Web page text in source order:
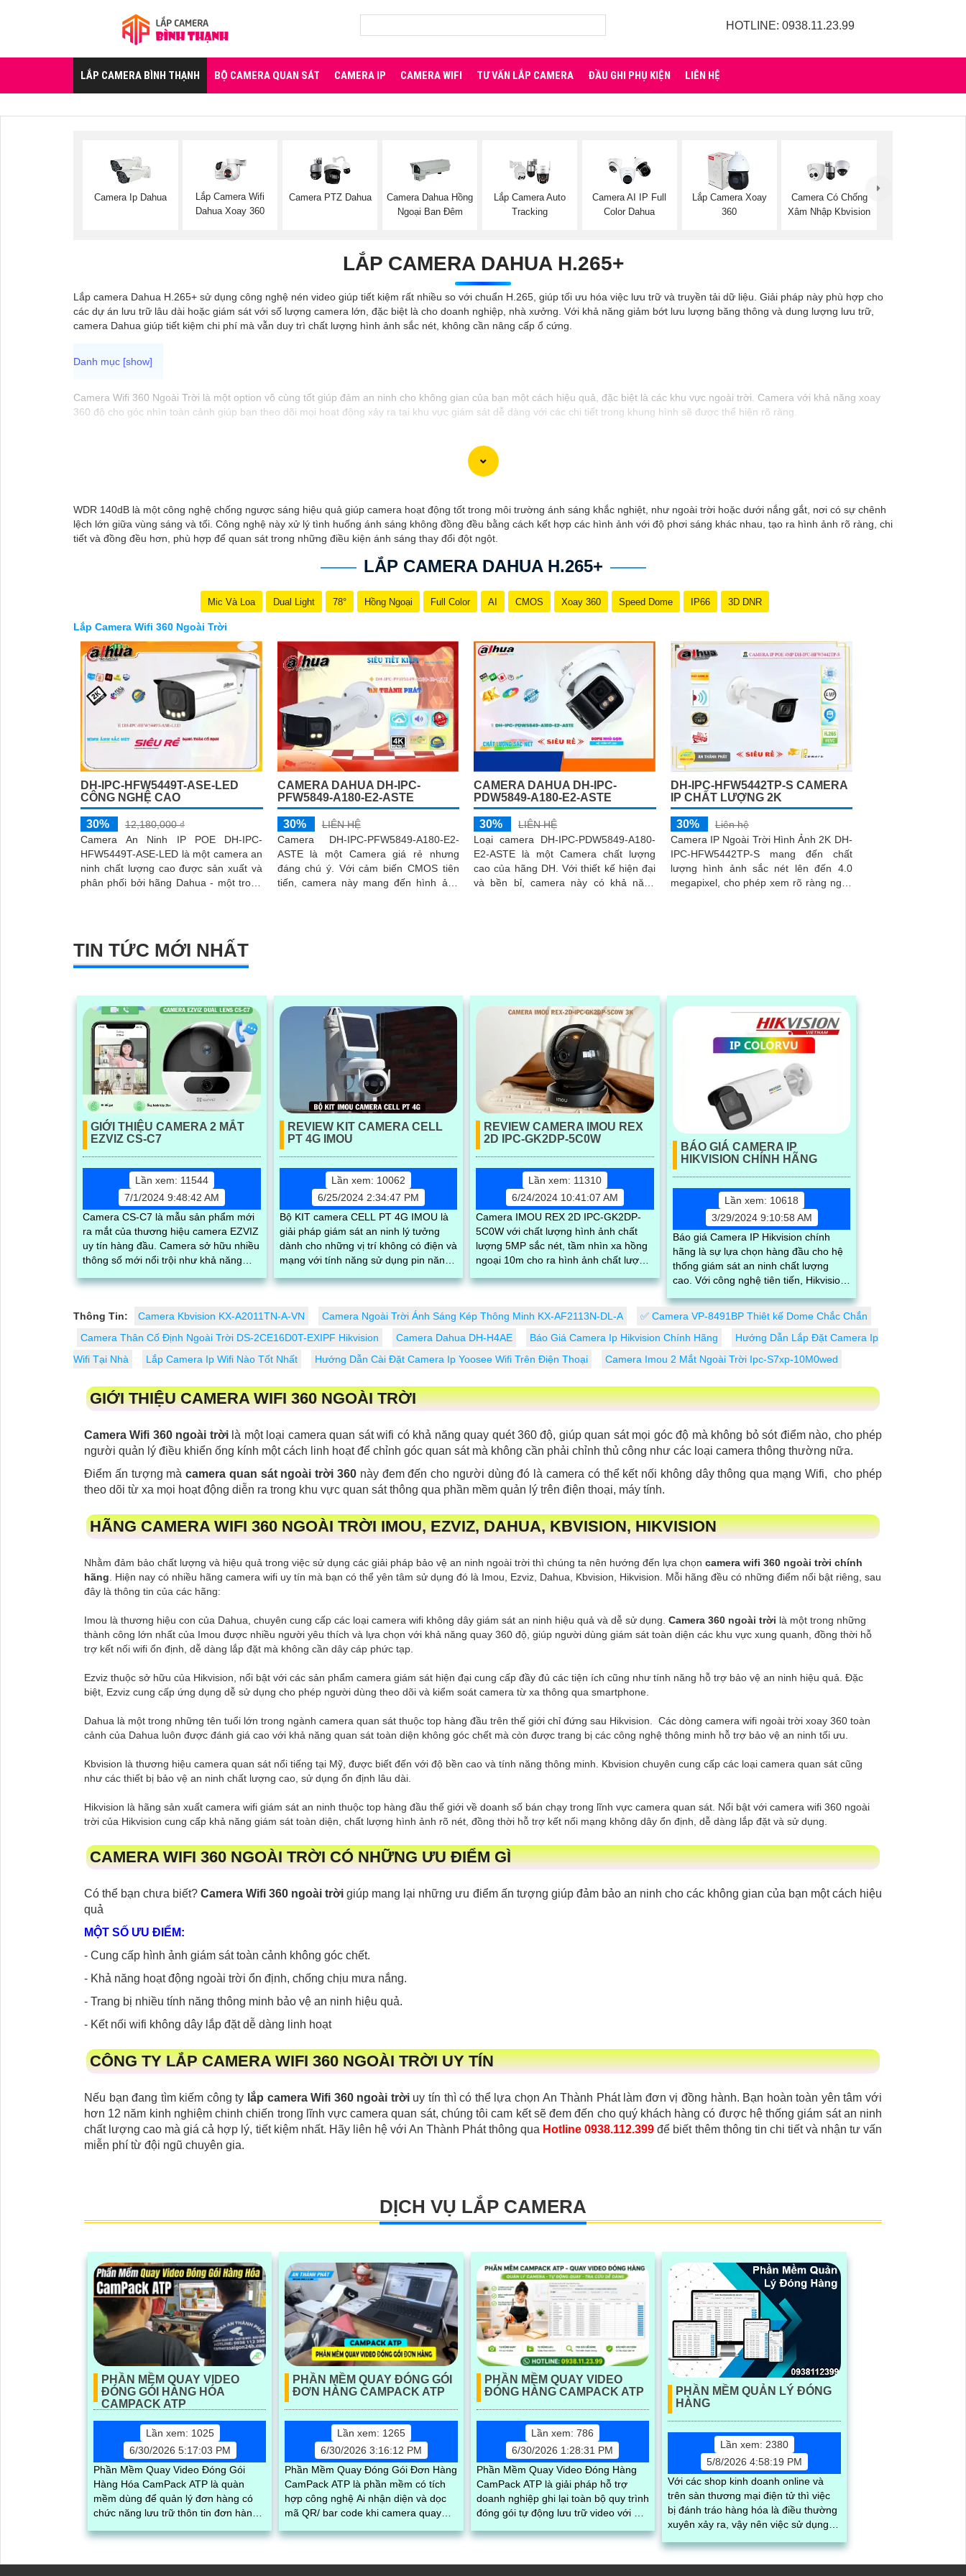
HOTLINE: 0938.11.23.99
LẮP CAMERA BÌNH THẠNH BỘ CAMERA QUAN SÁT CAMERA IP CAMERA WIFI TƯ VẤN LẮP CAMERA ĐẦU GHI PHỤ KIỆN LIÊN HỆ
Camera Ip Dahua
Lắp Camera Wifi
Dahua Xoay 360
Camera PTZ Dahua
Camera Dahua Hồng
Ngoại Ban Đêm
Lắp Camera Auto
Tracking
Camera AI IP Full
Color Dahua
Lắp Camera Xoay
360
Camera Có Chống
Xâm Nhập Kbvision
LẮP CAMERA DAHUA H.265+
Lắp camera Dahua H.265+ sử dụng công nghệ nén video giúp tiết kiệm rất nhiều so với chuẩn H.265, giúp tối ưu hóa việc lưu trữ và truyền tải dữ liệu. Giải pháp này phù hợp cho
các dự án lưu trữ lâu dài hoặc giám sát với số lượng camera lớn, đặc biệt là cho doanh nghiệp, nhà xưởng. Với khả năng giảm bớt lưu lượng băng thông và dung lượng lưu trữ,
camera Dahua giúp tiết kiệm chi phí mà vẫn duy trì chất lượng hình ảnh sắc nét, không cần nâng cấp ổ cứng.
Camera Wifi 360 Ngoài Trời là một option vô cùng tốt giúp đảm an ninh cho không gian của bạn một cách hiệu quả, đặc biệt là các khu vực ngoài trời. Camera với khả năng xoay
360 độ cho góc nhìn toàn cảnh giúp bạn theo dõi mọi hoạt động xảy ra tại khu vực giám sát dễ dàng với các chi tiết trong khung hình sẽ được thể hiện rõ ràng.
'
WDR 140dB là một công nghệ chống ngược sáng hiệu quả giúp camera hoạt động tốt trong môi trường ánh sáng khắc nghiệt, như ngoài trời hoặc dưới nắng gắt, nơi có sự chênh
lệch lớn giữa vùng sáng và tối. Công nghệ này xử lý tình huống ánh sáng không đồng đều bằng cách kết hợp các hình ảnh với độ phơi sáng khác nhau, tạo ra hình ảnh rõ ràng, chi
tiết và đồng đều hơn, phù hợp để quan sát trong những điều kiện ánh sáng thay đổi đột ngột.
LẮP CAMERA DAHUA H.265+
Mic Và Loa Dual Light 78° Hồng Ngoại Full Color AI CMOS Xoay 360 Speed Dome IP66 3D DNR
Lắp Camera Wifi 360 Ngoài Trời
DH-IPC-HFW5449T-ASE-LED
CÔNG NGHỆ CAO
30%
12,180,000 ₫
Camera An Ninh IP POE DH-IPC-
HFW5449T-ASE-LED là một camera an
ninh chất lượng cao được sản xuất và
phân phối bởi hãng Dahua - một trong
CAMERA DAHUA DH-IPC-
PFW5849-A180-E2-ASTE
30%
LIÊN HỆ
Camera DH-IPC-PFW5849-A180-E2-
ASTE là một Camera giá rẻ nhưng
đáng chú ý. Với cảm biến CMOS tiên
tiến, camera này mang đến hình ảnh
CAMERA DAHUA DH-IPC-
PDW5849-A180-E2-ASTE
30%
LIÊN HỆ
Loại camera DH-IPC-PDW5849-A180-
E2-ASTE là một Camera chất lượng
cao của hãng DH. Với thiết kế hiện đại
và bền bỉ, camera này có khả năng
DH-IPC-HFW5442TP-S CAMERA
IP CHẤT LƯỢNG 2K
30%
Liên hệ
Camera IP Ngoài Trời Hình Ảnh 2K DH-
IPC-HFW5442TP-S mang đến chất
lượng hình ảnh sắc nét lên đến 4.0
megapixel, cho phép xem rõ ràng ngay
TIN TỨC MỚI NHẤT
GIỚI THIỆU CAMERA 2 MẮT
EZVIZ CS-C7
Lần xem: 11544
7/1/2024 9:48:42 AM
Camera CS-C7 là mẫu sản phẩm mới
ra mắt của thương hiệu camera EZVIZ
uy tín hàng đầu. Camera sở hữu nhiều
thông số mới nổi trội như khả năng
quay xoay 360, độ phân giải sắc nét
REVIEW KIT CAMERA CELL
PT 4G IMOU
Lần xem: 10062
6/25/2024 2:34:47 PM
Bộ KIT camera CELL PT 4G IMOU là
giải pháp giám sát an ninh lý tưởng
dành cho những vị trí không có điện và
mạng với tính năng sử dụng pin năng
REVIEW CAMERA IMOU REX
2D IPC-GK2DP-5C0W
Lần xem: 11310
6/24/2024 10:41:07 AM
Camera IMOU REX 2D IPC-GK2DP-
5C0W với chất lượng hình ảnh chất
lượng 5MP sắc nét, tầm nhìn xa hồng
ngoại 10m cho ra hình ảnh chất lượng
trong...
BÁO GIÁ CAMERA IP
HIKVISION CHÍNH HÃNG
Lần xem: 10618
3/29/2024 9:10:58 AM
Báo giá Camera IP Hikvision chính
hãng là sự lựa chọn hàng đầu cho hệ
thống giám sát an ninh chất lượng
cao. Với công nghệ tiên tiến, Hikvision
tin cậy cao và tính năng thông minh
Thông Tin: Camera Kbvision KX-A2011TN-A-VN Camera Ngoài Trời Ánh Sáng Kép Thông Minh KX-AF2113N-DL-A
✅ Camera VP-8491BP Thiêt kế Dome Chắc Chắn
Camera Thân Cố Định Ngoài Trời DS-2CE16D0T-EXIPF Hikvision
Camera Dahua DH-H4AE Báo Giá Camera Ip Hikvision Chính Hãng
Hướng Dẫn Lắp Đặt Camera Ip
Wifi Tại Nhà
Lắp Camera Ip Wifi Nào Tốt Nhất Hướng Dẫn Cài Đặt Camera Ip Yoosee Wifi Trên Điện Thoại Camera Imou 2 Mắt Ngoài Trời Ipc-S7xp-10M0wed
GIỚI THIỆU CAMERA WIFI 360 NGOÀI TRỜI
Camera Wifi 360 ngoài trờilà một loại camera quan sát wifi có khả năng quay quét 360 độ, giúp quan sát mọi góc độ mà không bỏ sót điểm nào, cho phép
người quản lý điều khiển ống kính một cách linh hoạt để chỉnh góc quan sát mà không cần phải chỉnh thủ công như các loại camera thông thường nữa.
Điểm ấn tượng màcamera quan sát ngoài trời 360này đem đến cho người dùng đó là camera có thể kết nối không dây thông qua mạng Wifi, cho phép
theo dõi từ xa mọi hoạt động diễn ra trong khu vực quan sát thông qua phần mềm quản lý trên điện thoại, máy tính.
HÃNG CAMERA WIFI 360 NGOÀI TRỜI IMOU, EZVIZ, DAHUA, KBVISION, HIKVISION
Nhằm đảm bảo chất lượng và hiệu quả trong việc sử dụng các giải pháp bảo vệ an ninh ngoài trời thì chúng ta nên hướng đến lựa chọn camera wifi 360 ngoài trời chính
hãng . Hiện nay có nhiều hãng camera wifi uy tín mà bạn có thể yên tâm sử dụng đó là Imou, Ezviz, Dahua, Kbvision, Hikvision. Mỗi hãng đều có những điểm nổi bật riêng, sau
đây là thông tin của các hãng:
Imou là thương hiệu con của Dahua, chuyên cung cấp các loại camera wifi không dây giám sát an ninh hiệu quả và dễ sử dụng. Camera 360 ngoài trời là một trong những
thành công lớn nhất của Imou được nhiều người yêu thích và lựa chọn với khả năng quay 360 độ, giúp người dùng giám sát toàn diện các khu vực xung quanh, đồng thời hỗ
trợ kết nối wifi ổn định, dễ dàng lắp đặt mà không cần dây cáp phức tạp.
Ezviz thuộc sở hữu của Hikvision, nổi bật với các sản phẩm camera giám sát hiện đại cung cấp đầy đủ các tiện ích cũng như tính năng hỗ trợ bảo vệ an ninh hiệu quả. Đặc
biệt, Ezviz cung cấp ứng dụng dễ sử dụng cho phép người dùng theo dõi và kiểm soát camera từ xa thông qua smartphone.
Dahua là một trong những tên tuổi lớn trong ngành camera quan sát thuộc top hàng đầu trên thế giới chỉ đứng sau Hikvision. Các dòng camera wifi ngoài trời xoay 360 toàn
cảnh của Dahua luôn được đánh giá cao với khả năng quan sát toàn diện không góc chết mà còn được trang bị các công nghệ thông minh hỗ trợ bảo vệ an ninh tối ưu.
Kbvision là thương hiệu camera quan sát nổi tiếng tại Mỹ, được biết đến với độ bền cao và tính năng thông minh. Kbvision chuyên cung cấp các loại camera quan sát cũng
như các thiết bị bảo vệ an ninh chất lượng cao, sử dụng ổn định lâu dài.
Hikvision là hãng sản xuất camera wifi giám sát an ninh thuộc top hàng đầu thế giới về doanh số bán chạy trong lĩnh vực camera quan sát. Nổi bật với camera wifi 360 ngoài
trời của Hikvision cung cấp khả năng giám sát toàn diện, chất lượng hình ảnh rõ nét, đồng thời hỗ trợ kết nối mạng không dây ổn định, dễ dàng lắp đặt và sử dụng.
CAMERA WIFI 360 NGOÀI TRỜI CÓ NHỮNG ƯU ĐIỂM GÌ
Có thể bạn chưa biết?Camera Wifi 360 ngoài trời giúp mang lại những ưu điểm ấn tượng giúp đảm bảo an ninh cho các không gian của bạn một cách hiệu
quả
MỘT SỐ ƯU ĐIỂM:
- Cung cấp hình ảnh giám sát toàn cảnh không góc chết.
- Khả năng hoạt động ngoài trời ổn định, chống chịu mưa nắng.
- Trang bị nhiều tính năng thông minh bảo vệ an ninh hiệu quả.
- Kết nối wifi không dây lắp đặt dễ dàng linh hoạt
CÔNG TY LẮP CAMERA WIFI 360 NGOÀI TRỜI UY TÍN
Nếu bạn đang tìm kiếm công ty lắp camera Wifi 360 ngoài trờiuy tín thì có thể lựa chọn An Thành Phát làm đơn vị đồng hành. Bạn hoàn toàn yên tâm với
hơn 12 năm kinh nghiệm chinh chiến trong lĩnh vực camera quan sát, chúng tôi cam kết sẽ đem đến cho quý khách hàng có được hệ thống giám sát an ninh
chất lượng cao mà giá cả hợp lý, tiết kiệm nhất. Hãy liên hệ với An Thành Phát thông qua Hotline 0938.112.399 để biết thêm thông tin chi tiết và nhận tư vấn
miễn phí từ đội ngũ chuyên gia.
DỊCH VỤ LẮP CAMERA
PHẦN MỀM QUAY VIDEO
ĐÓNG GÓI HÀNG HÓA
CAMPACK ATP
Lần xem: 1025
6/30/2026 5:17:03 PM
Phần Mềm Quay Video Đóng Gói
Hàng Hóa CamPack ATP là quàn
mềm dùng để quản lý đơn hàng có
chức năng lưu trữ thôn tin đơn hàng,
đơn chính xác và nhanh chóng
PHẦN MỀM QUAY ĐÓNG GÓI
ĐƠN HÀNG CAMPACK ATP
Lần xem: 1265
6/30/2026 3:16:12 PM
Phần Mềm Quay Đóng Gói Đơn Hàng
CamPack ATP là phần mềm có tích
hợp công nghệ Ai nhận diện và dọc
mã QR/ bar code khi camera quay
PHẦN MỀM QUAY VIDEO
ĐÓNG HÀNG CAMPACK ATP
Lần xem: 786
6/30/2026 1:28:31 PM
Phần Mềm Quay Video Đóng Hàng
CamPack ATP là giải pháp hỗ trợ
doanh nghiệp ghi lại toàn bộ quy trình
đóng gói tự động lưu trữ video với mã
PHẦN MỀM QUẢN LÝ ĐÓNG
HÀNG
Lần xem: 2380
5/8/2026 4:58:19 PM
Với các shop kinh doanh online và
trên sàn thương mại điện tử thì việc
bị đánh tráo hàng hóa là điều thường
xuyên xảy ra, vậy nên việc sử dụng
hàng, nhìn thấy được quá trình đóng
gói hàng hóa, kèm theo đấy là quy